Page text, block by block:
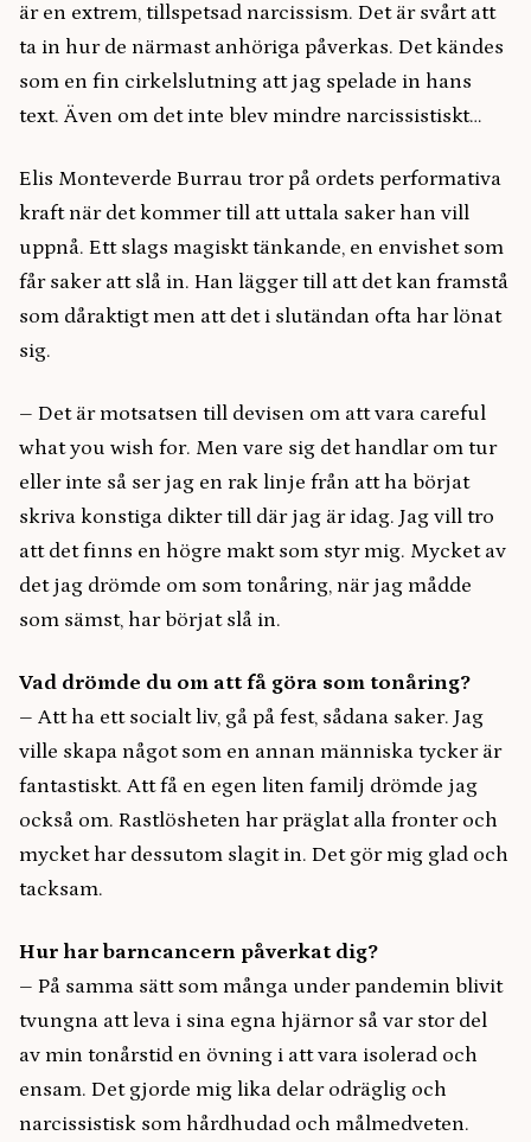
är en extrem, tillspetsad narcissism. Det är svårt att
ta in hur de närmast anhöriga påverkas. Det kändes
som en fin cirkelslutning att jag spelade in hans
text. Även om det inte blev mindre narcissistiskt…
Elis Monteverde Burrau tror på ordets performativa
kraft när det kommer till att uttala saker han vill
uppnå. Ett slags magiskt tänkande, en envishet som
får saker att slå in. Han lägger till att det kan framstå
som dåraktigt men att det i slutändan ofta har lönat
sig.
– Det är motsatsen till devisen om att vara careful
what you wish for. Men vare sig det handlar om tur
eller inte så ser jag en rak linje från att ha börjat
skriva konstiga dikter till där jag är idag. Jag vill tro
att det finns en högre makt som styr mig. Mycket av
det jag drömde om som tonåring, när jag mådde
som sämst, har börjat slå in.
Vad drömde du om att få göra som tonåring?
– Att ha ett socialt liv, gå på fest, sådana saker. Jag
ville skapa något som en annan människa tycker är
fantastiskt. Att få en egen liten familj drömde jag
också om. Rastlösheten har präglat alla fronter och
mycket har dessutom slagit in. Det gör mig glad och
tacksam.
Hur har barncancern påverkat dig?
– På samma sätt som många under pandemin blivit
tvungna att leva i sina egna hjärnor så var stor del
av min tonårstid en övning i att vara isolerad och
ensam. Det gjorde mig lika delar odräglig och
narcissistisk som hårdhudad och målmedveten.